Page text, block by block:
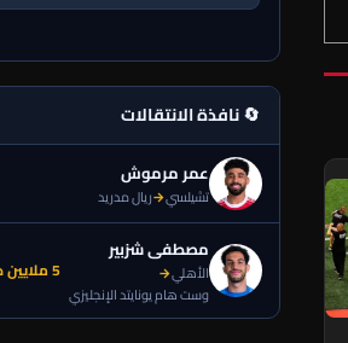
🔄 نافذة الانتقالات
عمر مرموش
تشيلسي→ريال مدريد
مصطفى شزبير
الأهلي→
وست هام يونايتد الإنجليزي
5 ملايين دولا